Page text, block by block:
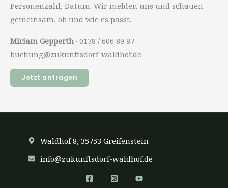
Personenzahl, Datum. Wir melden uns und schauen
gemeinsam, ob und wie es passt.
Miriam Gepperth · 0178 / 606 89 87 ·
buchung@zukunftsdorf-waldhof.de
Jetzt anfragen
Waldhof 8, 35753 Greifenstein
info@zukunftsdorf-waldhof.de